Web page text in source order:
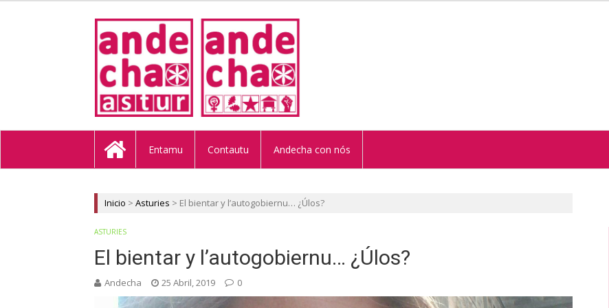
ANDECHA ASTUR
Entamu Contautu Andecha con nós
Inicio > Asturies > El bientar y l’autogobiernu… ¿Úlos?
ASTURIES
El bientar y l’autogobiernu… ¿Úlos?
Andecha 25 Abril, 2019 0